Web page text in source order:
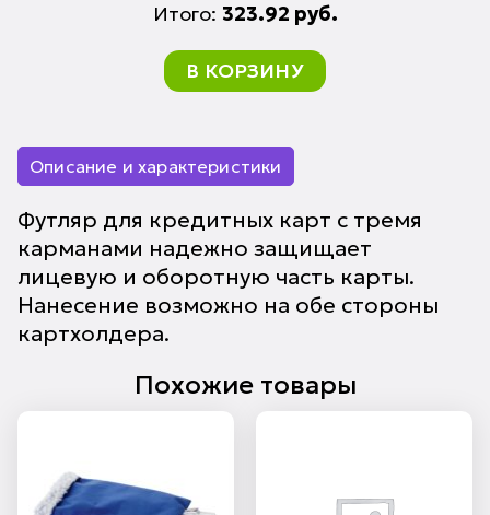
Итого: 323.92 руб.
В КОРЗИНУ
Описание и характеристики
Футляр для кредитных карт с тремя
карманами надежно защищает
лицевую и оборотную часть карты.
Нанесение возможно на обе стороны
картхолдера.
Похожие товары